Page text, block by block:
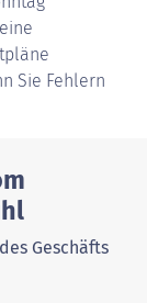
Sie Fehlern
Geschäfts